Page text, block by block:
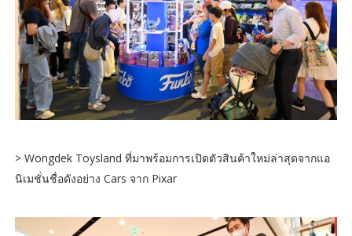
> Wongdek Toysland ที่มาพร้อมการเปิดตัวสินค้าใหม่ล่าสุดจากแอ
นิเมชั่นชื่อดังอย่าง Cars จาก Pixar